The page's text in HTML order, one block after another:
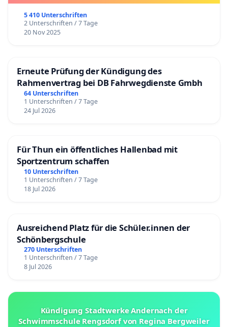
5 410 Unterschriften
2 Unterschriften / 7 Tage
20 Nov 2025
Erneute Prüfung der Kündigung des
Rahmenvertrag bei DB Fahrwegdienste Gmbh
64 Unterschriften
1 Unterschriften / 7 Tage
24 Jul 2026
Für Thun ein öffentliches Hallenbad mit
Sportzentrum schaffen
10 Unterschriften
1 Unterschriften / 7 Tage
18 Jul 2026
Ausreichend Platz für die Schüler.innen der
Schönbergschule
270 Unterschriften
1 Unterschriften / 7 Tage
8 Jul 2026
Kündigung Stadtwerke Andernach der
Schwimmschule Rengsdorf von Regina Bergweiler